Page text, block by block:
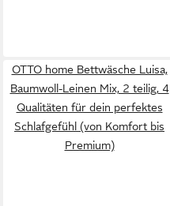
OTTO home Bettwäsche Luisa,
Baumwoll-Leinen Mix, 2 teilig, 4
Qualitäten für dein perfektes
Schlafgefühl (von Komfort bis
Premium)